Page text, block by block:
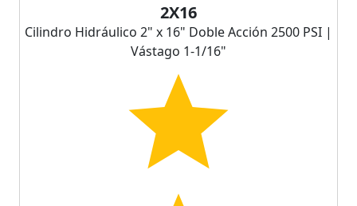
2X16
Cilindro Hidráulico 2" x 16" Doble Acción 2500 PSI |
Vástago 1-1/16"